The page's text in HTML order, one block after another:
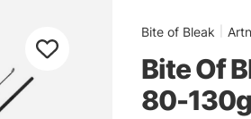
Bite of Bleak
Bite Of
80-130g